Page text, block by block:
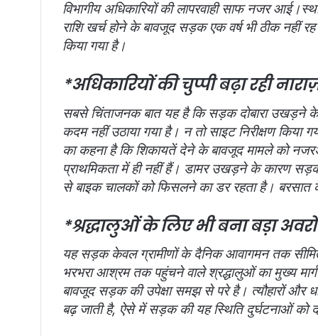
विभागीय अधिकारियों की लापरवाही साफ नजर
राशि खर्च होने के बावजूद सड़क एक वर्ष भी ठीक नहीं
किया गया है।
*अधिकारियों की चुप्पी बढ़ा रही
सबसे चिंताजनक बात यह है कि सड़क दोबारा उखड़ने
कदम नहीं उठाया गया है। न तो साइट निरीक्षण किया
का कहना है कि शिकायतें देने के बावजूद मामले को
प्राथमिकता में ही नहीं हैं। डामर उखड़ने के कारण
से बाइक चालकों को फिसलने का डर रहता है।
*श्रद्धालुओं के लिए भी बना बड़ा
यह सड़क केवल ग्रामीणों के दैनिक आवागमन तक
भरभरा आश्रम तक पहुंचने वाले श्रद्धालुओं का मुख्य
बावजूद सड़क की उपेक्षा समझ से परे है। त्यौहारों और
बढ़ जाती है, ऐसे में सड़क की यह स्थिति दुर्घटनाओं को